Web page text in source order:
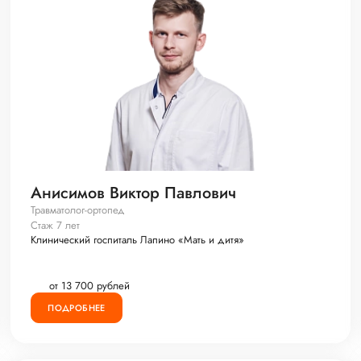
Анисимов Виктор Павлович
Травматолог-ортопед
Стаж 7 лет
Клинический госпиталь Лапино «Мать и дитя»
от 13 700 рублей
ПОДРОБНЕЕ